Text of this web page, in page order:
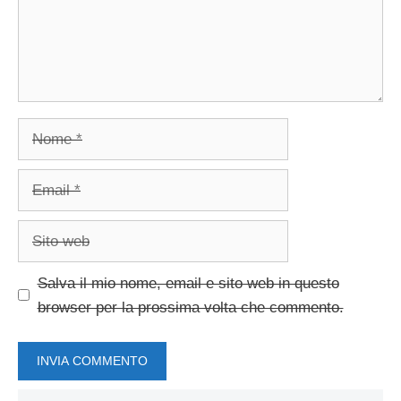
Salva il mio nome, email e sito web in questo
browser per la prossima volta che commento.